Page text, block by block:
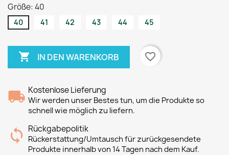
Größe: 40
40 41 42 43 44 45
 IN DEN WARENKORB favorite_border
Kostenlose Lieferung
Wir werden unser Bestes tun, um die Produkte so
schnell wie möglich zu liefern.
Rückgabepolitik
Rückerstattung/Umtausch für zurückgesendete
Produkte innerhalb von 14 Tagen nach dem Kauf.